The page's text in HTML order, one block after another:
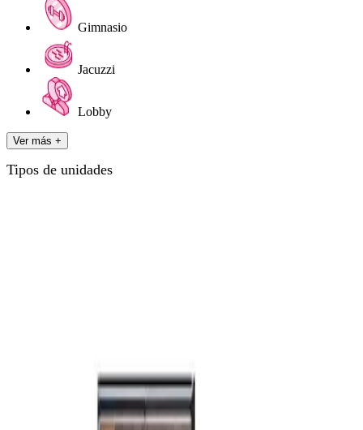
Gimnasio
Jacuzzi
Lobby
Ver más +
Tipos de unidades